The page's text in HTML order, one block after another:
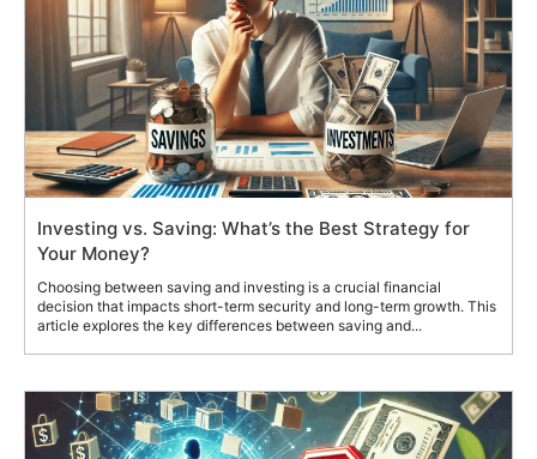
Investing vs. Saving: What’s the Best Strategy for
Your Money?
Choosing between saving and investing is a crucial financial
decision that impacts short-term security and long-term growth. This
article explores the key differences between saving and...